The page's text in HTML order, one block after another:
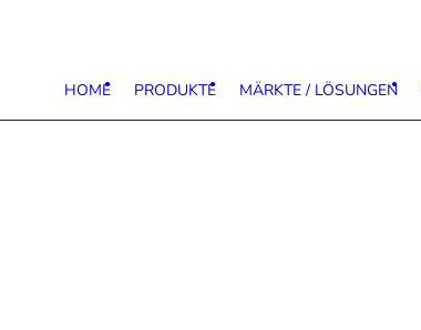
HOME PRODUKTE MÄRKTE / LÖSUNGEN